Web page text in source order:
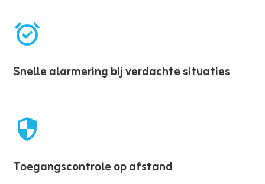
Snelle alarmering bij verdachte situaties
Toegangscontrole op afstand